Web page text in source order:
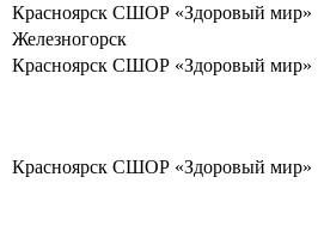
Красноярск СШОР «Здоровый мир»
Железногорск
Красноярск СШОР «Здоровый мир»
Красноярск СШОР «Здоровый мир»